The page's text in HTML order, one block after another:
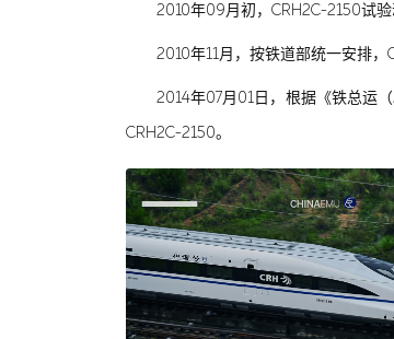
2010年09月初，CRH2C-2150试
2010年11月，按铁道部统一安排，
2014年07月01日，根据《铁总运
CRH2C-2150。